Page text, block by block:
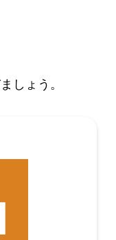
しょう。